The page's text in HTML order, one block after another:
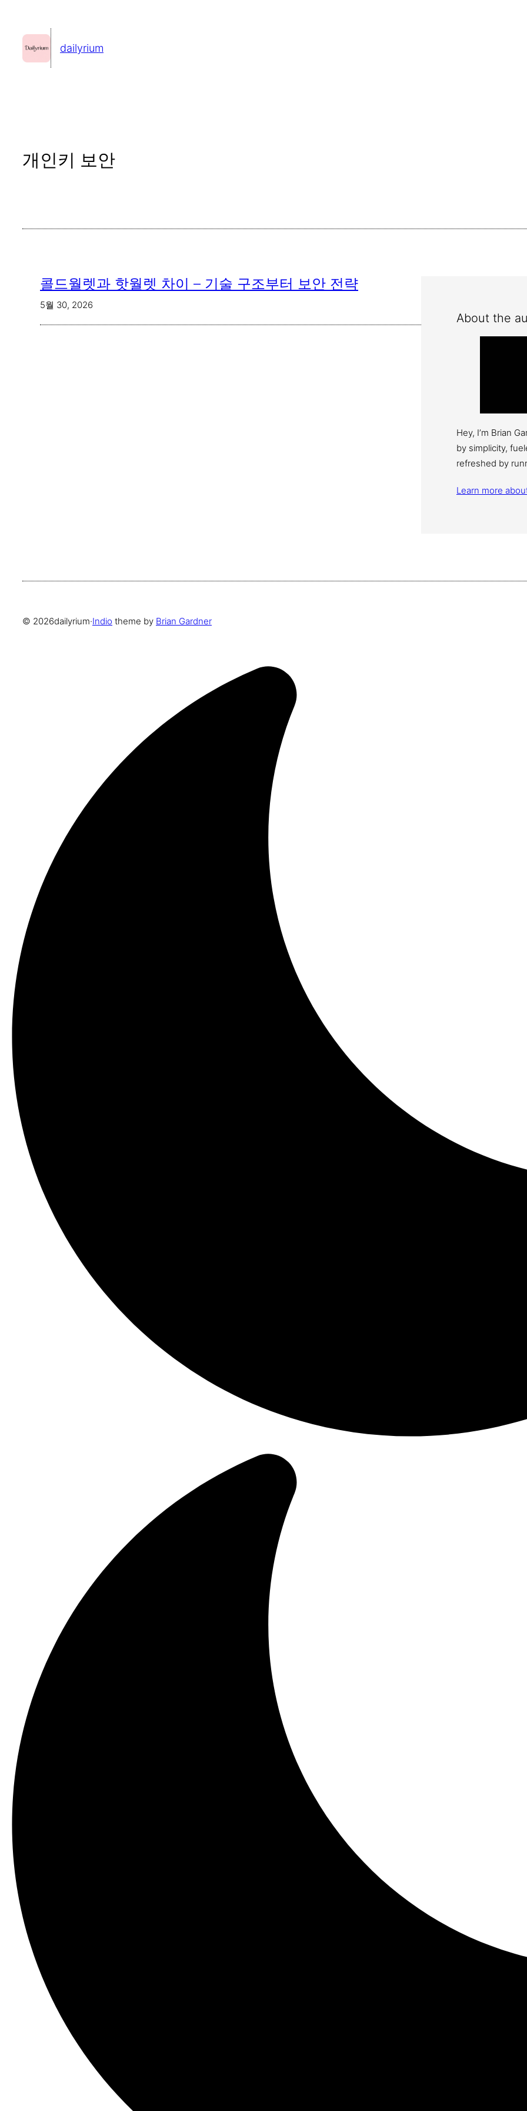
dailyrium
개인키 보안
콜드월렛과 핫월렛 차이 – 기술 구조부터 보안 전략
5월 30, 2026
About the
Hey, I’m Brian
by simplicity,
refreshed by
Learn more
© 2026dailyrium·Indio theme by Brian Gardner